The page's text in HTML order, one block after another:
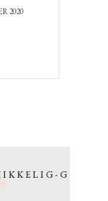
2020
I K K E L I G - G